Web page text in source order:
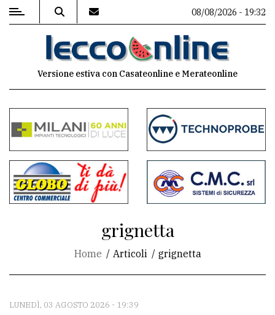
MENU
commenti
Contenuti
del
sito
CONTATTI
La
08/08/2026 - 19:32
Versione estiva con Casateonline e Merateonline
grignetta
Home Articoli grignetta
LUNEDÌ, 03 AGOSTO 2026 - 19:39